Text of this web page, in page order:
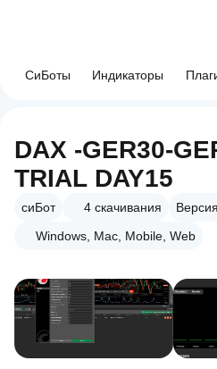
СиБоты Индикаторы
DAX -GER30-GER40.
TRIAL DAY15
сиБот 4 скачивания
Windows, Mac, Mobile, Web